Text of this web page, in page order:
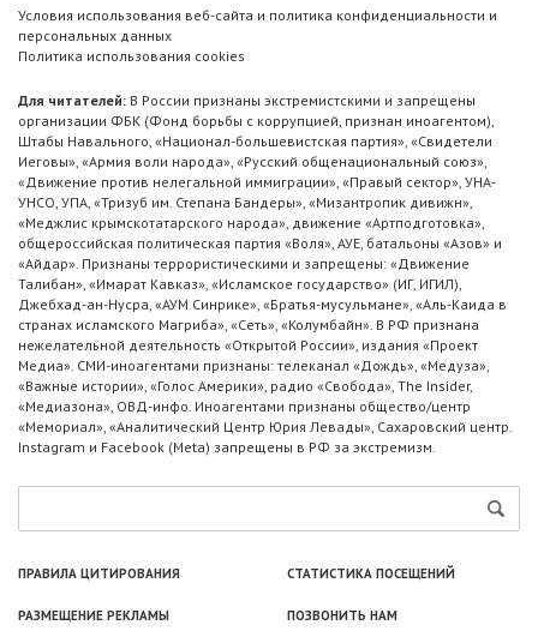
Условия использования веб-сайта и политика конфиденциальности и
персональных данных
Политика использования cookies
Для читателей: В России признаны экстремистскими и запрещены
организации ФБК (Фонд борьбы с коррупцией, признан иноагентом),
Штабы Навального, «Национал-большевистская партия», «Свидетели
Иеговы», «Армия воли народа», «Русский общенациональный союз»,
«Движение против нелегальной иммиграции», «Правый сектор», УНА-
УНСО, УПА, «Тризуб им. Степана Бандеры», «Мизантропик дивижн»,
«Меджлис крымскотатарского народа», движение «Артподготовка»,
общероссийская политическая партия «Воля», АУЕ, батальоны «Азов» и
«Айдар». Признаны террористическими и запрещены: «Движение
Талибан», «Имарат Кавказ», «Исламское государство» (ИГ, ИГИЛ),
Джебхад-ан-Нусра, «АУМ Синрике», «Братья-мусульмане», «Аль-Каида в
странах исламского Магриба», «Сеть», «Колумбайн». В РФ признана
нежелательной деятельность «Открытой России», издания «Проект
Медиа». СМИ-иноагентами признаны: телеканал «Дождь», «Медуза»,
«Важные истории», «Голос Америки», радио «Свобода», The Insider,
«Медиазона», ОВД-инфо. Иноагентами признаны общество/центр
«Мемориал», «Аналитический Центр Юрия Левады», Сахаровский центр.
Instagram и Facebook (Metа) запрещены в РФ за экстремизм.
ПРАВИЛА ЦИТИРОВАНИЯ СТАТИСТИКА ПОСЕЩЕНИЙ
РАЗМЕЩЕНИЕ РЕКЛАМЫ ПОЗВОНИТЬ НАМ